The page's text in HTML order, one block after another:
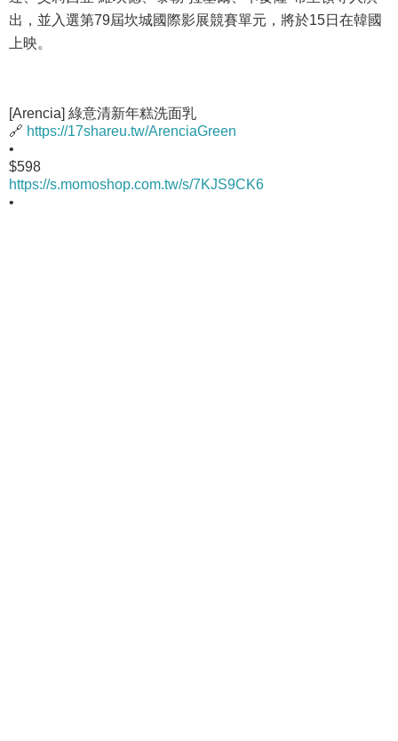
出，並入選第79屆坎城國際影展競賽單元，將於15日在韓國
上映。
[Arencia] 綠意清新年糕洗面乳
🔗 https://17shareu.tw/ArenciaGreen
•
$598
https://s.momoshop.com.tw/s/7KJS9CK6
•